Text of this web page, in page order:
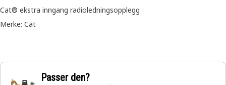
Cat® ekstra inngang radioledningsopplegg
Merke: Cat
Passer den?